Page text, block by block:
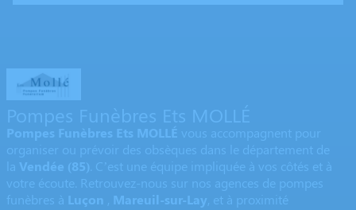
Pompes Funèbres Ets MOLLÉ vous accompagnent pour
organiser ou prévoir des obsèques dans le département de
la Vendée (85) . C’est une équipe impliquée à vos côtés et à
votre écoute. Retrouvez-nous sur nos agences de pompes
funèbres à Luçon , Mareuil-sur-Lay, et à proximité